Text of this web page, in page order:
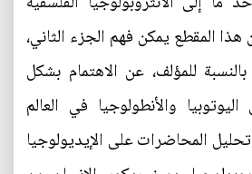
هذا المقطع يمكن فهم الجزء الثاني،
للمؤلف، عن الاهتمام بشكل
والأنطولوجيا في العالم
المحاضرات على الإيديولوجيا